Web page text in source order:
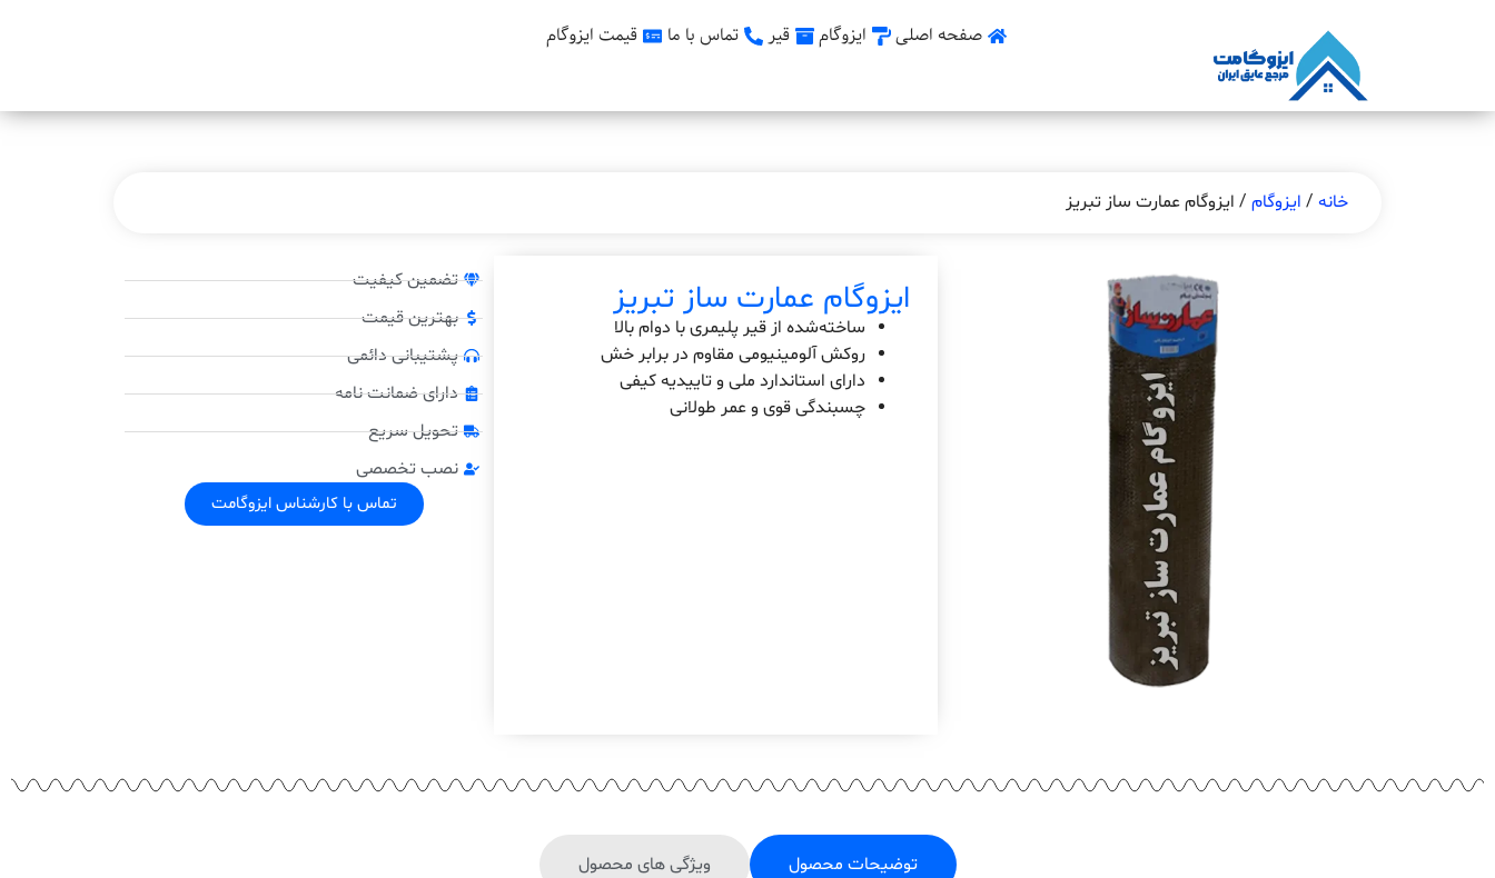
صفحه اصلی ایزوگام قیر تماس با ما قیمت ایزوگام
خانه / ایزوگام / ایزوگام عمارت ساز تبریز
ایزوگام عمارت ساز تبریز
ساخته‌شده از قیر پلیمری با دوام بالا
روکش آلومینیومی مقاوم در برابر خش
دارای استاندارد ملی و تاییدیه کیفی
چسبندگی قوی و عمر طولانی
تضمین کیفیت
بهترین قیمت
پشتیبانی دائمی
دارای ضمانت نامه
تحویل سریع
نصب تخصصی
تماس با کارشناس ایزوگامت
توضیحات محصول ویژگی های محصول